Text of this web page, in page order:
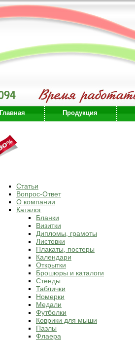
Главная Продукция
Статьи
Вопрос-Ответ
О компании
Каталог
Бланки
Визитки
Дипломы, грамоты
Листовки
Плакаты, постеры
Календари
Открытки
Брошюры и каталоги
Стенды
Таблички
Номерки
Медали
Футболки
Коврики для мыши
Пазлы
Флаера